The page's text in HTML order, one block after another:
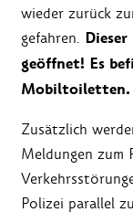
wieder zurück
gefahren.
geöffnet! Es
Mobiltoiletten.
Zusätzlich
Meldungen zum
Polizei parallel